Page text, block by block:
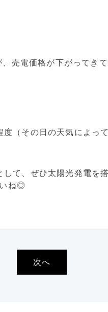
売電価格が下がってき
（その日の天気によっ
て、ぜひ太陽光発電を
いね◎
次へ